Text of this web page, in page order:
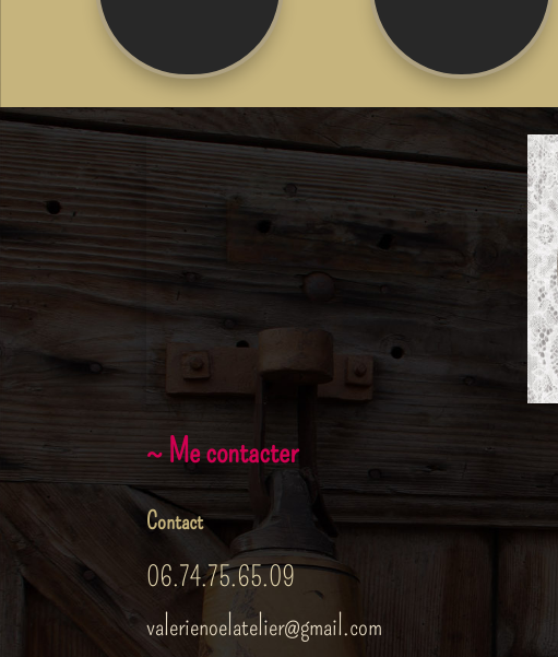
~ Me contacter
Contact
06.74.75.65.09
valerienoelatelier@gmail.com